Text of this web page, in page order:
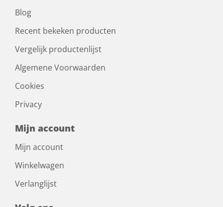
Blog
Recent bekeken producten
Vergelijk productenlijst
Algemene Voorwaarden
Cookies
Privacy
Mijn account
Mijn account
Winkelwagen
Verlanglijst